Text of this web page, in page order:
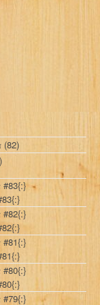
(82)
#83{:}
#82{:}
#81{:}
#80{:}
#79{:}